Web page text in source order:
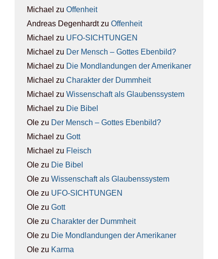
Michael zu Offen­heit
Andreas Degenhardtzu Offen­heit
Michael zu UFO-SICH­TUN­GEN
Michael zu Der Mensch – Got­tes Eben­bild?
Michael zu Die Mond­lan­dun­gen der Ame­ri­ka­ner
Michael zu Cha­rak­ter der Dumm­heit
Michael zu Wis­sen­schaft als Glau­bens­sys­tem
Michael zu Die Bibel
Ole zu Der Mensch – Got­tes Eben­bild?
Michael zu Gott
Michael zu Fleisch
Ole zu Die Bibel
Ole zu Wis­sen­schaft als Glau­bens­sys­tem
Ole zu UFO-SICH­TUN­GEN
Ole zu Gott
Ole zu Cha­rak­ter der Dumm­heit
Ole zu Die Mond­lan­dun­gen der Ame­ri­ka­ner
Ole zu Kar­ma